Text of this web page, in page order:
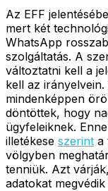
Az EFF
mert két
WhatsApp
szolgáltatás. A
változtatni kell a
kell az
mindenképpen
döntöttek, hogy
ügyfeleiknek.
illetékese szerint a
völgyben
tenniük. Azt
adatokat